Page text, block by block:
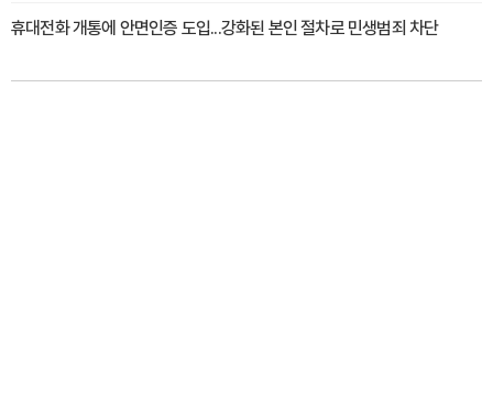
휴대전화 개통에 안면인증 도입...강화된 본인 절차로 민생범죄 차단